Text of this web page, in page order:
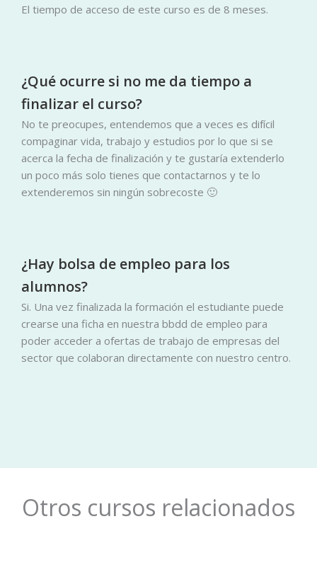
El tiempo de acceso de este curso es de 8 meses.
¿Qué ocurre si no me da tiempo a
finalizar el curso?
No te preocupes, entendemos que a veces es difícil
compaginar vida, trabajo y estudios por lo que si se
acerca la fecha de finalización y te gustaría extenderlo
un poco más solo tienes que contactarnos y te lo
extenderemos sin ningún sobrecoste 🙂
¿Hay bolsa de empleo para los
alumnos?
Si. Una vez finalizada la formación el estudiante puede
crearse una ficha en nuestra bbdd de empleo para
poder acceder a ofertas de trabajo de empresas del
sector que colaboran directamente con nuestro centro.
Otros cursos relacionados